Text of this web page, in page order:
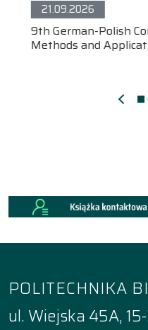
21.09.2026
9th German-Polish
Methods and
POLITECHNIKA
ul. Wiejska 45A,